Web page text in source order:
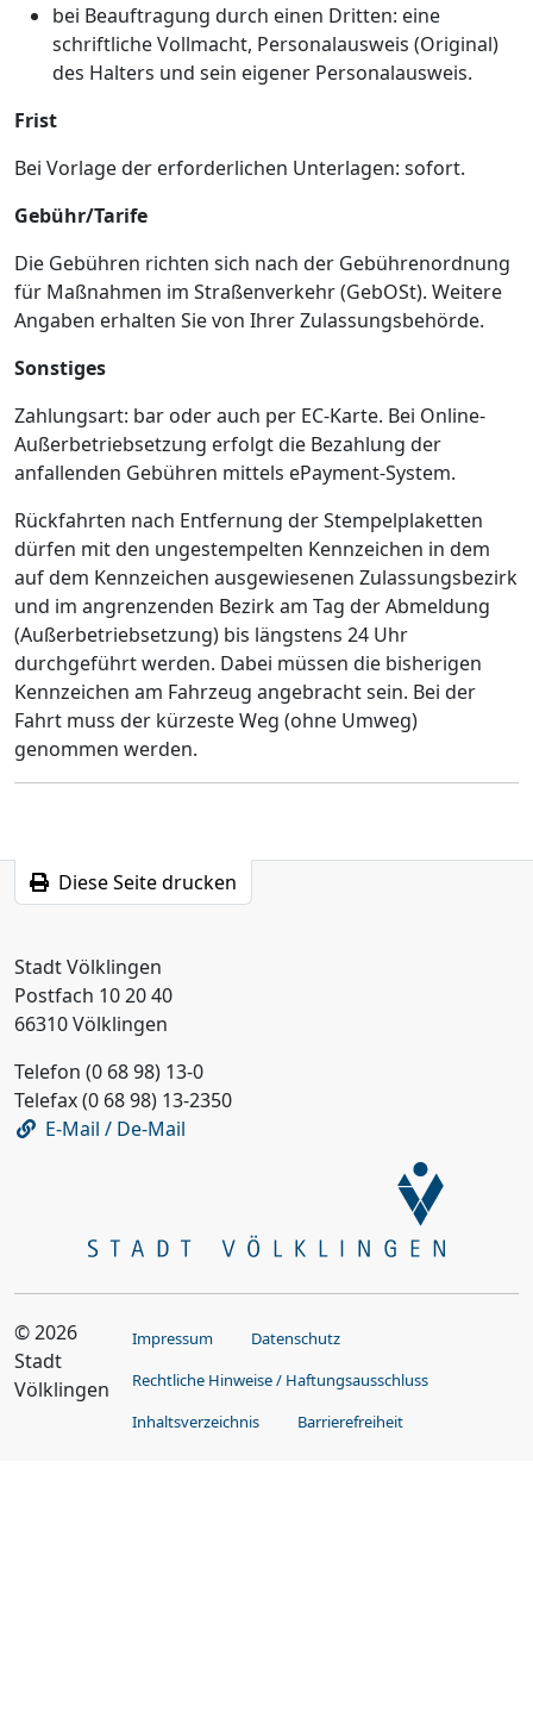
bei Beauftragung durch einen Dritten: eine
schriftliche Vollmacht, Personalausweis (Original)
des Halters und sein eigener Personalausweis.
Frist
Bei Vorlage der erforderlichen Unterlagen: sofort.
Gebühr/Tarife
Die Gebühren richten sich nach der Gebührenordnung
für Maßnahmen im Straßenverkehr (GebOSt). Weitere
Angaben erhalten Sie von Ihrer Zulassungsbehörde.
Sonstiges
Zahlungsart: bar oder auch per EC-Karte. Bei Online-
Außerbetriebsetzung erfolgt die Bezahlung der
anfallenden Gebühren mittels ePayment-System.
Rückfahrten nach Entfernung der Stempelplaketten
dürfen mit den ungestempelten Kennzeichen in dem
auf dem Kennzeichen ausgewiesenen Zulassungsbezirk
und im angrenzenden Bezirk am Tag der Abmeldung
(Außerbetriebsetzung) bis längstens 24 Uhr
durchgeführt werden. Dabei müssen die bisherigen
Kennzeichen am Fahrzeug angebracht sein. Bei der
Fahrt muss der kürzeste Weg (ohne Umweg)
genommen werden.
Diese Seite drucken
Stadt Völklingen
Postfach 10 20 40
66310 Völklingen
Telefon (0 68 98) 13-0
Telefax (0 68 98) 13-2350
E-Mail / De-Mail
© 2026
Stadt
Völklingen
Impressum
Datenschutz
Rechtliche Hinweise / Haftungsausschluss
Inhaltsverzeichnis
Barrierefreiheit